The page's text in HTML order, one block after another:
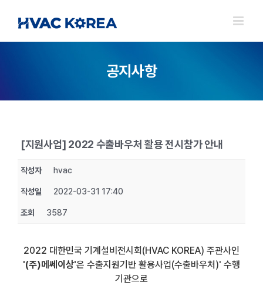
공지사항
[지원사업] 2022 수출바우처 활용 전시참가 안내
작성자 hvac
작성일 2022-03-31 17:40
조회 3587
2022 대한민국 기계설비전시회(HVAC KOREA) 주관사인
'(주)메쎄이상'은 수출지원기반 활용사업(수출바우처)' 수행
기관으로